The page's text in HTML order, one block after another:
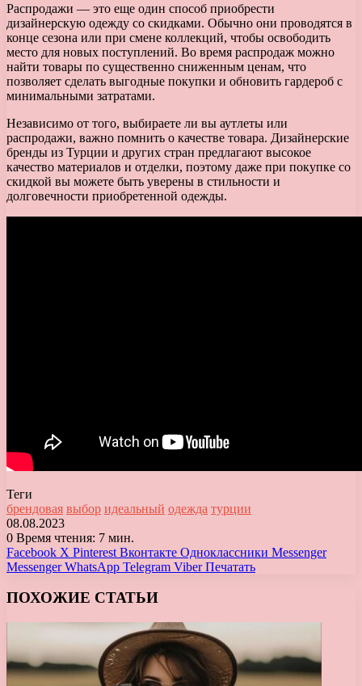
Распродажи — это еще один способ приобрести
дизайнерскую одежду со скидками. Обычно они проводятся в
конце сезона или при смене коллекций, чтобы освободить
место для новых поступлений. Во время распродаж можно
найти товары по существенно сниженным ценам, что
позволяет сделать выгодные покупки и обновить гардероб с
минимальными затратами.
Независимо от того, выбираете ли вы аутлеты или
распродажи, важно помнить о качестве товара. Дизайнерские
бренды из Турции и других стран предлагают высокое
качество материалов и отделки, поэтому даже при покупке со
скидкой вы можете быть уверены в стильности и
долговечности приобретенной одежды.
Теги
брендовая выбор идеальный одежда турции
08.08.2023
0 Время чтения: 7 мин.
Facebook X Pinterest Вконтакте Одноклассники Messenger
Messenger WhatsApp Telegram Viber Печатать
ПОХОЖИЕ СТАТЬИ